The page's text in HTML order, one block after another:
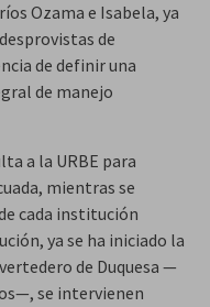
Ozama e Isabela, ya
de
de definir una
de manejo
a la URBE para
mientras se
cada institución
ya se ha iniciado la
de Duquesa —
se intervienen